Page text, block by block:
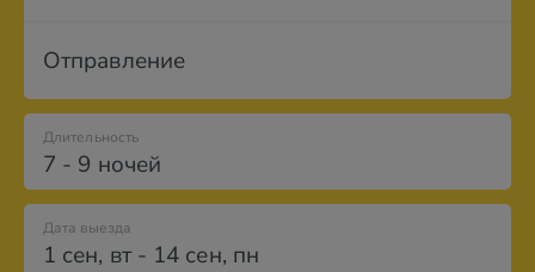
Отправление
7 - 9 ночей
Длительность
Дата выезда
1 сен, вт- 14 сен, пн